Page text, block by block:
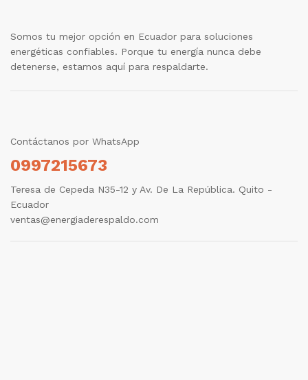
Somos tu mejor opción en Ecuador para soluciones
energéticas confiables. Porque tu energía nunca debe
detenerse, estamos aquí para respaldarte.
Contáctanos por WhatsApp
0997215673
Teresa de Cepeda N35-12 y Av. De La República. Quito -
Ecuador
ventas@energiaderespaldo.com